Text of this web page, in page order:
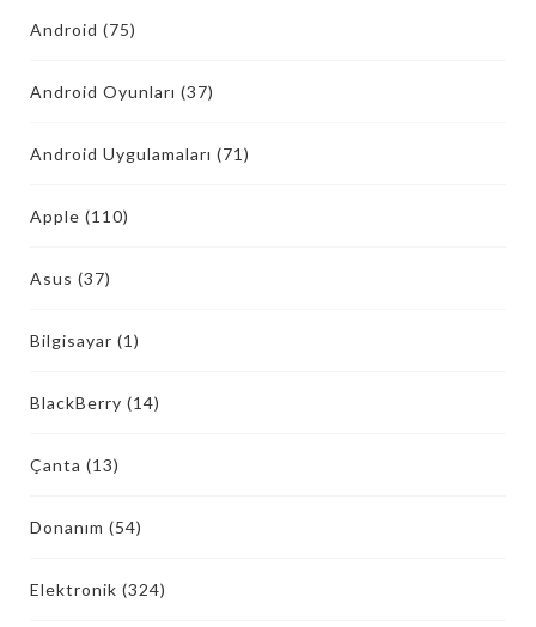
Android (75)
Android Oyunları (37)
Android Uygulamaları (71)
Apple (110)
Asus (37)
Bilgisayar (1)
BlackBerry (14)
Çanta (13)
Donanım (54)
Elektronik (324)